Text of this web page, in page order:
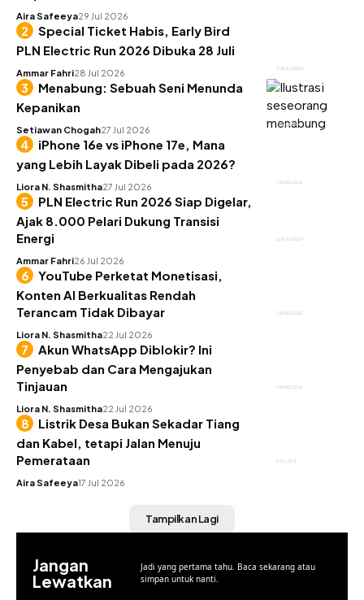
Aira Safeeya29 Jul 2026
GAYA HIDUP
Special Ticket Habis, Early Bird
PLN Electric Run 2026 Dibuka 28 Juli
Ammar Fahri28 Jul 2026
KEUANGAN
Menabung: Sebuah Seni Menunda
Kepanikan
Setiawan Chogah27 Jul 2026
TEKNOLOGI
iPhone 16e vs iPhone 17e, Mana
yang Lebih Layak Dibeli pada 2026?
Liora N. Shasmitha27 Jul 2026
GAYA HIDUP
PLN Electric Run 2026 Siap Digelar,
Ajak 8.000 Pelari Dukung Transisi
Energi
Ammar Fahri26 Jul 2026
TEKNOLOGI
YouTube Perketat Monetisasi,
Konten AI Berkualitas Rendah
Terancam Tidak Dibayar
Liora N. Shasmitha22 Jul 2026
TEKNOLOGI
Akun WhatsApp Diblokir? Ini
Penyebab dan Cara Mengajukan
Tinjauan
Liora N. Shasmitha22 Jul 2026
UTILITAS
Listrik Desa Bukan Sekadar Tiang
dan Kabel, tetapi Jalan Menuju
Pemerataan
Aira Safeeya17 Jul 2026
Tampilkan Lagi
Jangan
Lewatkan
Jadi yang pertama tahu. Baca sekarang atau
simpan untuk nanti.